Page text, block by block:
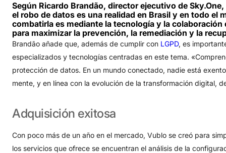
Según Ricardo Brandão, director ejecutivo de
el robo de datos es una realidad en Brasil y en todo el
combatirla es mediante la tecnología y la
para maximizar la prevención, la remediación y la
Brandão añade que, además de cumplir con LGPD, es
especializados y tecnologías centradas en este tema.
protección de datos. En un mundo conectado, nadie está
mente, y en línea con la evolución de la transformación digital,
Adquisición exitosa
Con poco más de un año en el mercado, Vublo se creó para
los servicios que ofrece se encuentran el análisis de la